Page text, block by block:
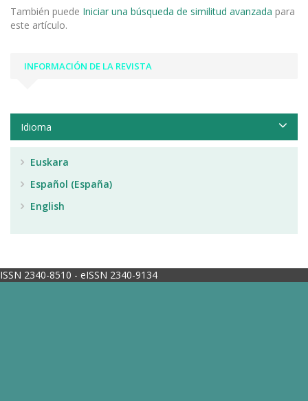
También puede Iniciar una búsqueda de similitud avanzada para
este artículo.
INFORMACIÓN DE LA REVISTA
Idioma
Euskara
Español (España)
English
ISSN 2340-8510 - eISSN 2340-9134